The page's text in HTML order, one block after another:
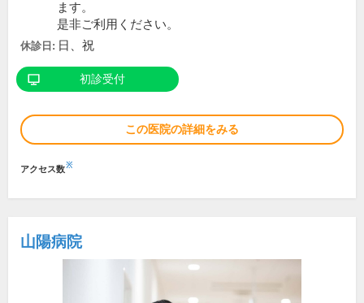
ます。
是非ご利用ください。
休診日: 日、祝
初診受付
この医院の詳細をみる
アクセス数※
山陽病院